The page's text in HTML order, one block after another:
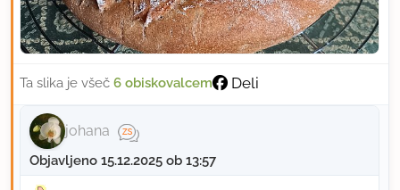
Ta slika je všeč 6 obiskovalcem Deli
johana
Objavljeno 15.12.2025 ob 13:57